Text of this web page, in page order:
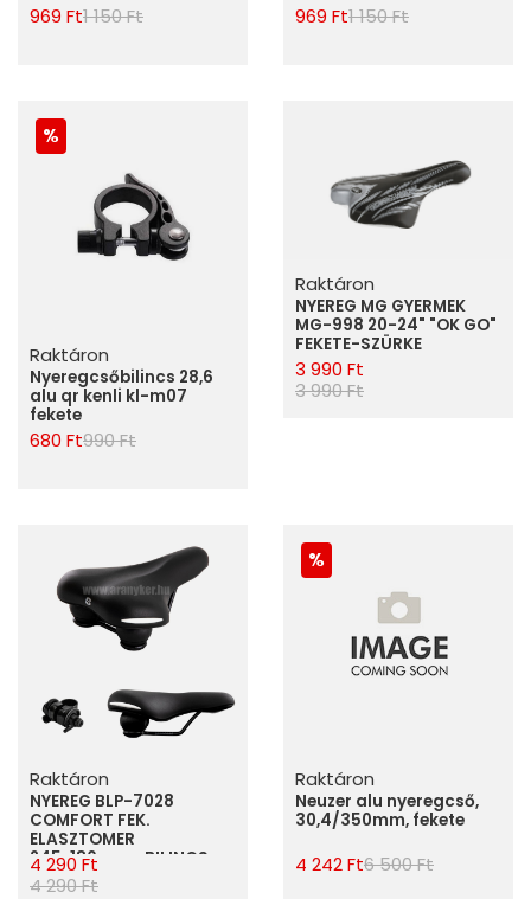
969 Ft1 150 Ft 969 Ft1 150 Ft
Raktáron
Nyeregcsőbilincs 28,6
alu qr kenli kl-m07
fekete
680 Ft990 Ft
Raktáron
NYEREG MG GYERMEK
MG-998 20-24" "OK GO"
FEKETE-SZÜRKE
3 990 Ft
3 990 Ft
Raktáron
NYEREG BLP-7028
COMFORT FEK.
ELASZTOMER
245x180mm +BILINCS
FEHÉR DÍSZCSÍK
4 290 Ft
4 290 Ft
Raktáron
Neuzer alu nyeregcső,
30,4/350mm, fekete
4 242 Ft6 500 Ft